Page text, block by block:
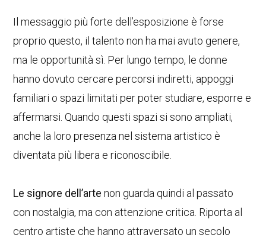
Il messaggio più forte dell’esposizione è forse
proprio questo, il talento non ha mai avuto genere,
ma le opportunità sì. Per lungo tempo, le donne
hanno dovuto cercare percorsi indiretti, appoggi
familiari o spazi limitati per poter studiare, esporre e
affermarsi. Quando questi spazi si sono ampliati,
anche la loro presenza nel sistema artistico è
diventata più libera e riconoscibile.
Le signore dell’arte non guarda quindi al passato
con nostalgia, ma con attenzione critica. Riporta al
centro artiste che hanno attraversato un secolo